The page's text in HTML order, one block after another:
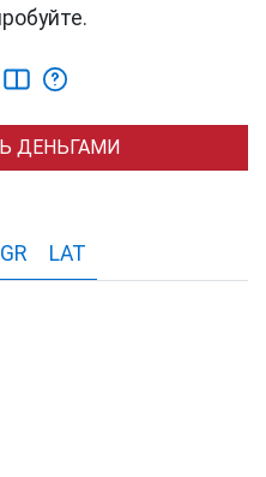
ДЕНЬГАМИ
GR LAT